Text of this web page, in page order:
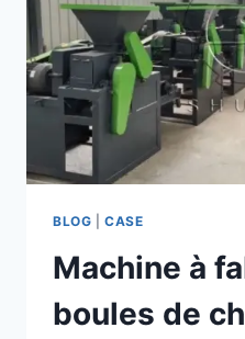
BLOG |CASE
Machine à
boules de